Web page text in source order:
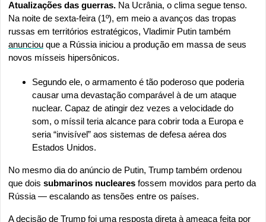
Atualizações das guerras. Na Ucrânia, o clima segue tenso.
Na noite de sexta-feira (1º), em meio a avanços das tropas
anunciou que a Rússia iniciou a produção em massa de seus
novos mísseis hipersônicos.
Segundo ele, o armamento é tão poderoso que poderia
causar uma devastação comparável à de um ataque
nuclear. Capaz de atingir dez vezes a velocidade do
som, o míssil teria alcance para cobrir toda a Europa e
seria “invisível” aos sistemas de defesa aérea dos
Estados Unidos.
No mesmo dia do anúncio de Putin, Trump também ordenou
que dois submarinos nucleares fossem movidos para perto da
Rússia — escalando as tensões entre os países.
A decisão de Trump foi uma resposta direta à ameaça feita por